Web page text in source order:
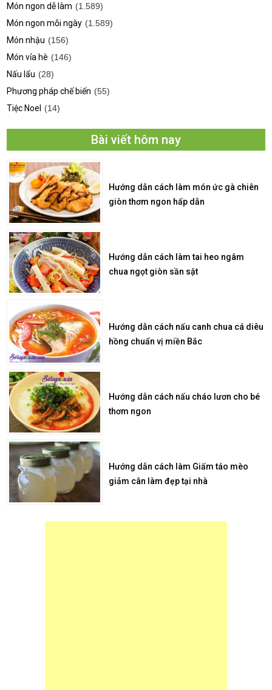
Món ngon dễ làm (1.589)
Món ngon mỗi ngày (1.589)
Món nhậu (156)
Món vỉa hè (146)
Nấu lẩu (28)
Phương pháp chế biến (55)
Tiệc Noel
(14)
Bài viết hôm nay
Hướng dẫn cách làm món ức gà chiên
giòn thơm ngon hấp dẫn
Hướng dẫn cách làm tai heo ngâm
chua ngọt giòn sần sật
Hướng dẫn cách nấu canh chua cá diêu
hồng chuẩn vị miền Bắc
Hướng dẫn cách nấu cháo lươn cho bé
thơm ngon
Hướng dẫn cách làm Giấm táo mèo
giảm cân làm đẹp tại nhà